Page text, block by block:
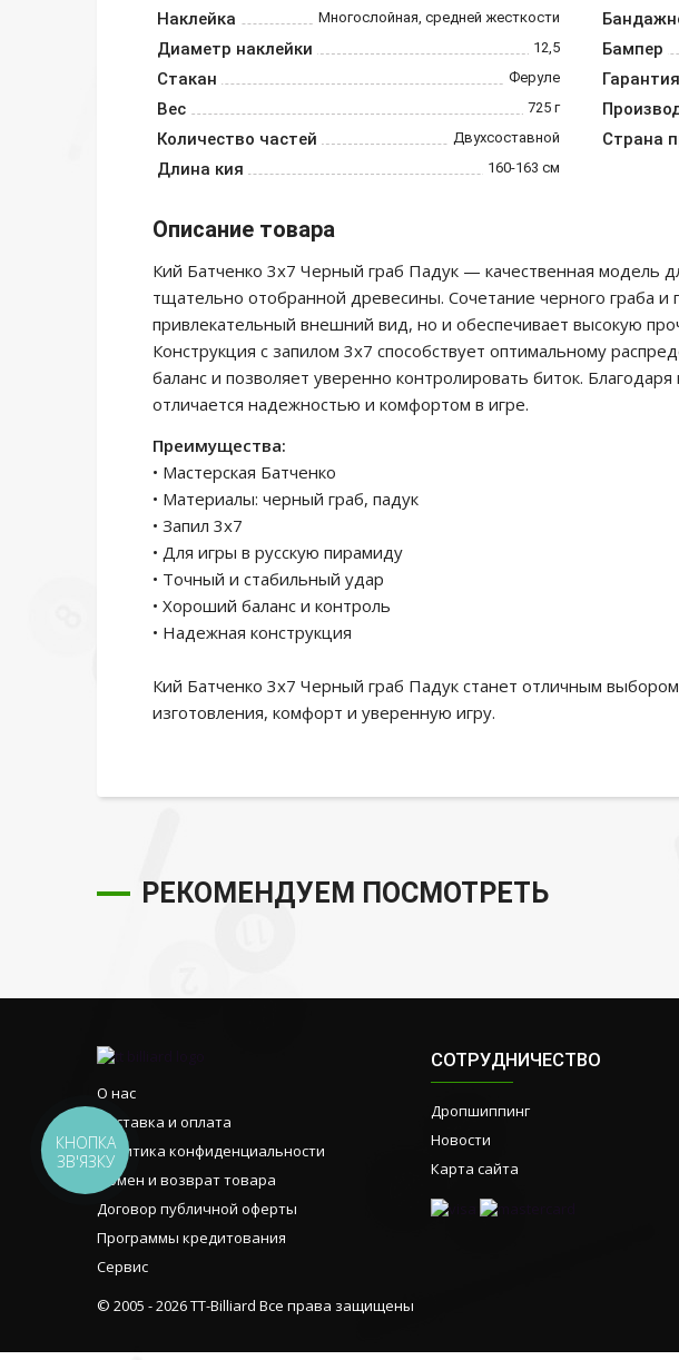
Наклейка Многослойная, средней жесткости
Диаметр наклейки 12,5
Стакан Феруле
Вес 725 г
Количество частей Двухсоставной
Длина кия 160-163 см
Бампер
Гарантия
Страна
Описание товара
Кий Батченко 3х7 Черный граб Падук — качественная модель
тщательно отобранной древесины. Сочетание черного граба и
привлекательный внешний вид, но и обеспечивает высокую
Конструкция с запилом 3х7 способствует оптимальному
баланс и позволяет уверенно контролировать биток.
отличается надежностью и комфортом в игре.
Преимущества:
• Мастерская Батченко
• Материалы: черный граб, падук
• Запил 3х7
• Для игры в русскую пирамиду
• Точный и стабильный удар
• Хороший баланс и контроль
• Надежная конструкция
Кий Батченко 3х7 Черный граб Падук станет отличным
изготовления, комфорт и уверенную игру.
РЕКОМЕНДУЕМ ПОСМОТРЕТЬ
О нас
Доставка и оплата
Политика конфиденциальности
Обмен и возврат товара
Договор публичной оферты
Программы кредитования
Сервис
СОТРУДНИЧЕСТВО
Дропшиппинг
Новости
Карта сайта
© 2005 - 2026 TT-Billiard Все права защищены
КНОПКА
ЗВ'ЯЗКУ